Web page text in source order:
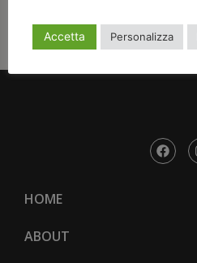
HOME
ABOUT
Accetta Personalizza